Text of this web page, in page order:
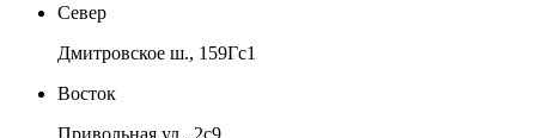
Север
Дмитровское ш., 159Гс1
Восток
Привольная ул., 2с9